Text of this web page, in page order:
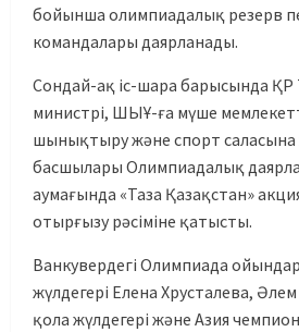
бойынша олимпиадалық резерв
командалары даярланады.
Сондай-ақ іс-шара барысында ҚР
министрі, ШЫҰ-ға мүше
шынықтыру және спорт
басшылары Олимпиадалық
аумағында «Таза Қазақстан»
отырғызу рәсіміне қатысты.
Ванкувердегі Олимпиада
жүлдегері Елена Хрусталева,
қола жүлдегері және Азия